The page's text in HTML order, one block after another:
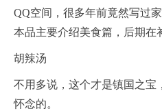
QQ空间，很多年前竟然写过
本品主要介绍美食篇，后期在
胡辣汤
不用多说，这个才是镇国之宝
怀念的。